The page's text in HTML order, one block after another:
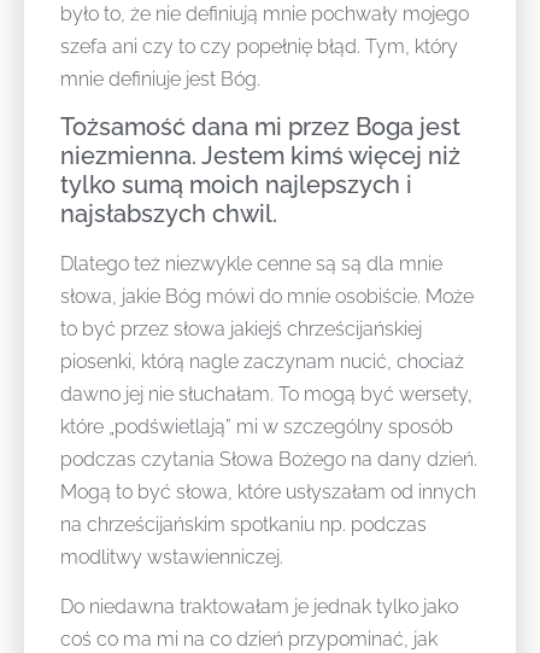
było to, że nie definiują mnie pochwały mojego
szefa ani czy to czy popełnię błąd. Tym, który
mnie definiuje jest Bóg.
Tożsamość dana mi przez Boga jest
niezmienna. Jestem kimś więcej niż
tylko sumą moich najlepszych i
najsłabszych chwil.
Dlatego też niezwykle cenne są są dla mnie
słowa, jakie Bóg mówi do mnie osobiście. Może
to być przez słowa jakiejś chrześcijańskiej
piosenki, którą nagle zaczynam nucić, chociaż
dawno jej nie słuchałam. To mogą być wersety,
które „podświetlają” mi w szczególny sposób
podczas czytania Słowa Bożego na dany dzień.
Mogą to być słowa, które usłyszałam od innych
na chrześcijańskim spotkaniu np. podczas
modlitwy wstawienniczej.
Do niedawna traktowałam je jednak tylko jako
coś co ma mi na co dzień przypominać, jak